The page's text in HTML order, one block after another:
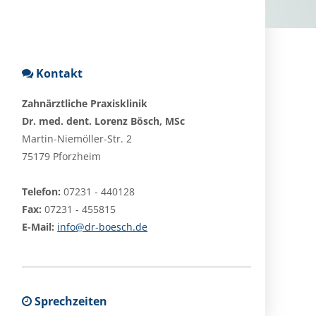
Kontakt
Zahnärztliche Praxisklinik
Dr. med. dent. Lorenz Bösch, MSc
Martin-Niemöller-Str. 2
75179 Pforzheim
Telefon: 07231 - 440128
Fax: 07231 - 455815
E-Mail: info@dr-boesch.de
Sprechzeiten